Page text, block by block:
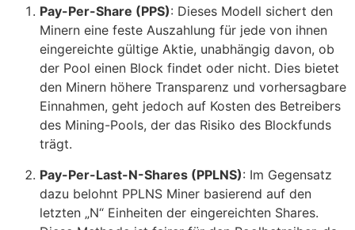
Pay-Per-Share (PPS): Dieses Modell sichert den
Minern eine feste Auszahlung für jede von ihnen
eingereichte gültige Aktie, unabhängig davon, ob
der Pool einen Block findet oder nicht. Dies bietet
den Minern höhere Transparenz und vorhersagbare
Einnahmen, geht jedoch auf Kosten des Betreibers
des Mining-Pools, der das Risiko des Blockfunds
trägt.
Pay-Per-Last-N-Shares (PPLNS): Im Gegensatz
dazu belohnt PPLNS Miner basierend auf den
letzten „N“ Einheiten der eingereichten Shares.